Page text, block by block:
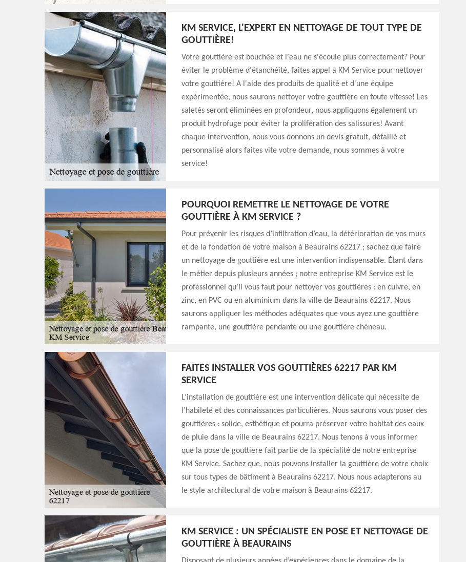
KM SERVICE, L'EXPERT EN NETTOYAGE DE TOUT TYPE DE
GOUTTIÈRE!
Votre gouttière est bouchée et l'eau ne s'écoule plus correctement? Pour
éviter le problème d'étanchéité, faites appel à KM Service pour nettoyer
votre gouttière! A l'aide des produits de qualité et d'une équipe
expérimentée, nous saurons nettoyer votre gouttière en toute vitesse! Les
saletés seront éliminées en profondeur, nous appliquons également un
produit hydrofuge pour éviter la prolifération des salissures! Avant
chaque intervention, nous vous donnons un devis gratuit, détaillé et
personnalisé alors faites vite votre demande, nous sommes à votre
service!
POURQUOI REMETTRE LE NETTOYAGE DE VOTRE
GOUTTIÈRE À KM SERVICE ?
Pour prévenir les risques d’infiltration d’eau, la détérioration de vos murs
et de la fondation de votre maison à Beaurains 62217 ; sachez que faire
un nettoyage de gouttière est une intervention indispensable. Étant dans
le métier depuis plusieurs années ; notre entreprise KM Service est le
professionnel qu’il vous faut pour nettoyer vos gouttières : en cuivre, en
zinc, en PVC ou en aluminium dans la ville de Beaurains 62217. Nous
saurons appliquer les méthodes adéquates que vous ayez une gouttière
rampante, une gouttière pendante ou une gouttière chéneau.
FAITES INSTALLER VOS GOUTTIÈRES 62217 PAR KM
SERVICE
L’installation de gouttière est une intervention délicate qui nécessite de
l’habileté et des connaissances particulières. Nous saurons vous poser des
gouttières : solide, esthétique et pourra préserver votre habitat des eaux
de pluie dans la ville de Beaurains 62217. Nous tenons à vous informer
que la pose de gouttière fait partie de la spécialité de notre entreprise
KM Service. Sachez que, nous pouvons installer la gouttière de votre choix
sur tous types de bâtiment à Beaurains 62217. Nous nous adapterons au
le style architectural de votre maison à Beaurains 62217.
KM SERVICE : UN SPÉCIALISTE EN POSE ET NETTOYAGE DE
GOUTTIÈRE À BEAURAINS